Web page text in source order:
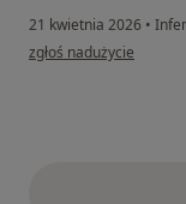
21 kwietnia 2026 •
w opinii użytkownika Ania
zgłoś nadużycie